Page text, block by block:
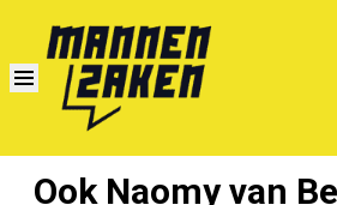
Ook Naomy van